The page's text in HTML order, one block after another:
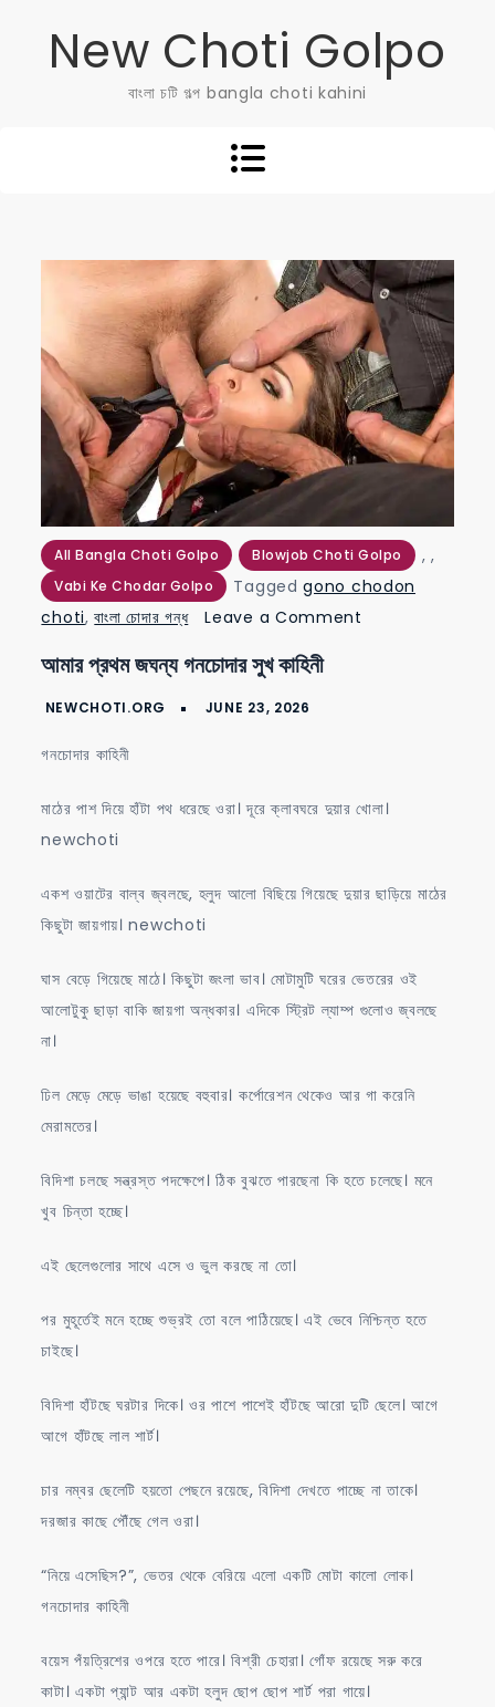
New Choti Golpo
বাংলা চটি গল্প bangla choti kahini
All Bangla Choti Golpo ,
Blowjob Choti Golpo ,
Vabi Ke Chodar Golpo Taggedgono chodon
choti,বাংলা চোদার গন্ধ Leave a Comment
কাহিনী
আমার প্রথম জঘন্য গনচোদার সুখ কাহিনী
গনচোদার কাহিনী
মাঠের পাশ দিয়ে হাঁটা পথ ধরেছে ওরা। দূরে ক্লাবঘরে দুয়ার খোলা।
newchoti
একশ ওয়াটের বাল্ব জ্বলছে, হলুদ আলো বিছিয়ে গিয়েছে দুয়ার ছাড়িয়ে মাঠের
কিছুটা জায়গায়। newchoti
ঘাস বেড়ে গিয়েছে মাঠে। কিছুটা জংলা ভাব। মোটামুটি ঘরের ভেতরের ওই
আলোটুকু ছাড়া বাকি জায়গা অন্ধকার। এদিকে স্ট্রিট ল্যাম্প গুলোও জ্বলছে
না।
ঢিল মেড়ে মেড়ে ভাঙা হয়েছে বহুবার। কর্পোরেশন থেকেও আর গা করেনি
মেরামতের।
বিদিশা চলছে সন্ত্রস্ত পদক্ষেপে। ঠিক বুঝতে পারছেনা কি হতে চলেছে। মনে
খুব চিন্তা হচ্ছে।
এই ছেলেগুলোর সাথে এসে ও ভুল করছে না তো।
পর মুহূর্তেই মনে হচ্ছে শুভ্রই তো বলে পাঠিয়েছে। এই ভেবে নিশ্চিন্ত হতে
চাইছে।
বিদিশা হাঁটছে ঘরটার দিকে। ওর পাশে পাশেই হাঁটছে আরো দুটি ছেলে। আগে
আগে হাঁটছে লাল শার্ট।
চার নম্বর ছেলেটি হয়তো পেছনে রয়েছে, বিদিশা দেখতে পাচ্ছে না তাকে।
দরজার কাছে পৌঁছে গেল ওরা।
“নিয়ে এসেছিস?”, ভেতর থেকে বেরিয়ে এলো একটি মোটা কালো লোক।
গনচোদার কাহিনী
বয়েস পঁয়ত্রিশের ওপরে হতে পারে। বিশ্রী চেহারা। গোঁফ রয়েছে সরু করে
কাটা। একটা প্যান্ট আর একটা হলুদ ছোপ ছোপ শার্ট পরা গায়ে।